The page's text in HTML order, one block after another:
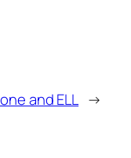
and ELL →